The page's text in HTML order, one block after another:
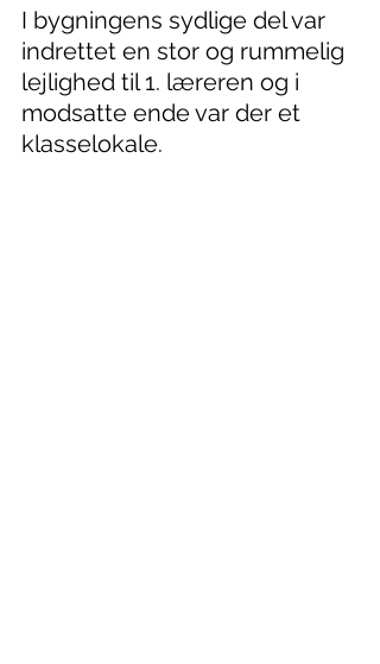
I bygningens sydlige del var
indrettet en stor og rummelig
lejlighed til 1. læreren og i
modsatte ende var der et
klasselokale.